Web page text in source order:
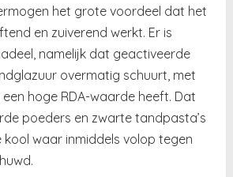
het grote voordeel dat het
en zuiverend werkt. Er is
namelijk dat geactiveerde
overmatig schuurt, met
hoge RDA-waarde heeft. Dat
poeders en zwarte tandpasta’s
waar inmiddels volop tegen